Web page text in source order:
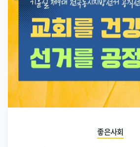
좋은사회